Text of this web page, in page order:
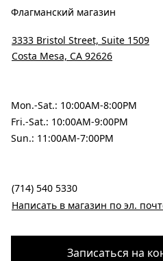
Флагманский магазин
3333 Bristol Street, Suite 1509
Costa Mesa, CA 92626
Mon.-Sat.: 10:00AM-8:00PM
Fri.-Sat.: 10:00AM-9:00PM
Sun.: 11:00AM-7:00PM
(714) 540 5330
Написать в магазин по эл.
Записаться на